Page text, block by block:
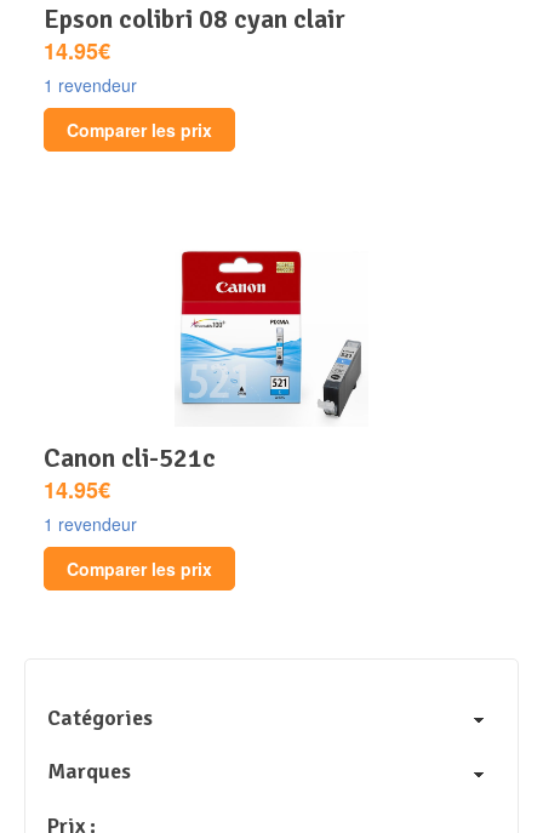
epson colibri 08 cyan clair
14.95€
1 revendeur
Comparer les prix
canon cli-521c
14.95€
1 revendeur
Comparer les prix
Catégories
Marques
Prix :